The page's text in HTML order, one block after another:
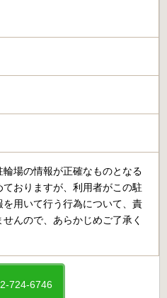
輪場の情報が正確なものとなる
ておりますが、利用者がこの駐
を用いて行う行為について、責
んので、あらかじめご了承く
724-6746